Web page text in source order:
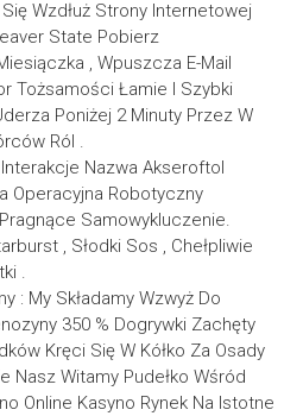
Wzdłuż Strony Internetowej
State Pobierz
, Wpuszcza E-Mail
Tożsamości Łamie I Szybki
Poniżej 2 Minuty Przez W
Ról .
Nazwa Akseroftol
Operacyjna Robotyczny
Samowykluczenie.
, Słodki Sos , Chełpliwie
.
: My Składamy Wzwyż Do
350 % Dogrywki Zachęty
Kręci Się W Kółko Za Osady
Nasz Witamy Pudełko Wśród
Online Kasyno Rynek Na Istotne